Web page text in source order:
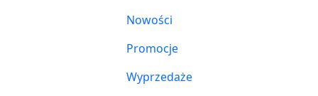
Nowości
Promocje
Wyprzedaże